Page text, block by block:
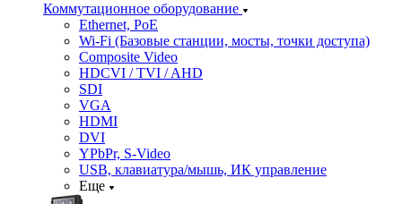
Коммутационное оборудование
Ethernet, PoE
Wi-Fi (Базовые станции, мосты, точки доступа)
Composite Video
HDCVI / TVI / AHD
SDI
VGA
HDMI
DVI
YPbPr, S-Video
USB, клавиатура/мышь, ИК управление
Еще